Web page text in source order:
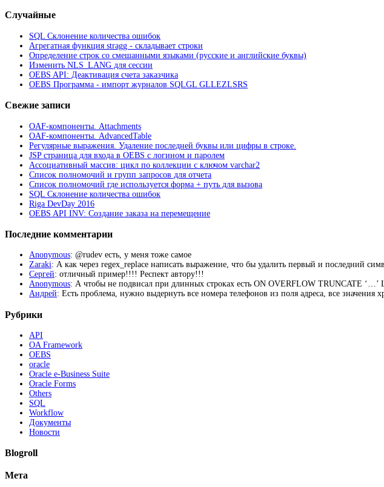
Случайные
SQL Склонение количества ошибок
Агрегатная функция stragg - складывает строки
Определение строк со смешанными языками (русские и английские буквы)
Изменить NLS_LANG для сессии
OEBS API: Деактивация счета заказчика
OEBS Программа - импорт журналов SQLGL GLLEZLSRS
Свежие записи
OAF-компоненты. Attachments
OAF-компоненты. AdvancedTable
Регулярные выражения. Удаление последней буквы или цифры в строке.
JSP страница для входа в OEBS с логином и паролем
Ассоциативный массив: цикл по коллекции с ключом varchar2
Список полномочий и групп запросов для отчета
Список полномочий где используется форма + путь для вызова
SQL Склонение количества ошибок
Riga DevDay 2016
OEBS API INV: Создание заказа на перемещение
Последние комментарии
Anonymous: @rudev есть, у меня тоже самое
Zaraki: А как через regex_replace написать выражение, что бы удалить первый и последний
Сергей: отличный пример!!!! Респект автору!!!
Anonymous: А чтобы не подвисал при длинных строках есть ON OVERFLOW TRUNCATE ‘…’
Андрей: Есть проблема, нужно выдернуть все номера телефонов из поля адреса, все значения
Рубрики
API
OA Framework
OEBS
oracle
Oracle e-Business Suite
Oracle Forms
Others
SQL
Workflow
Документы
Новости
Blogroll
Мета